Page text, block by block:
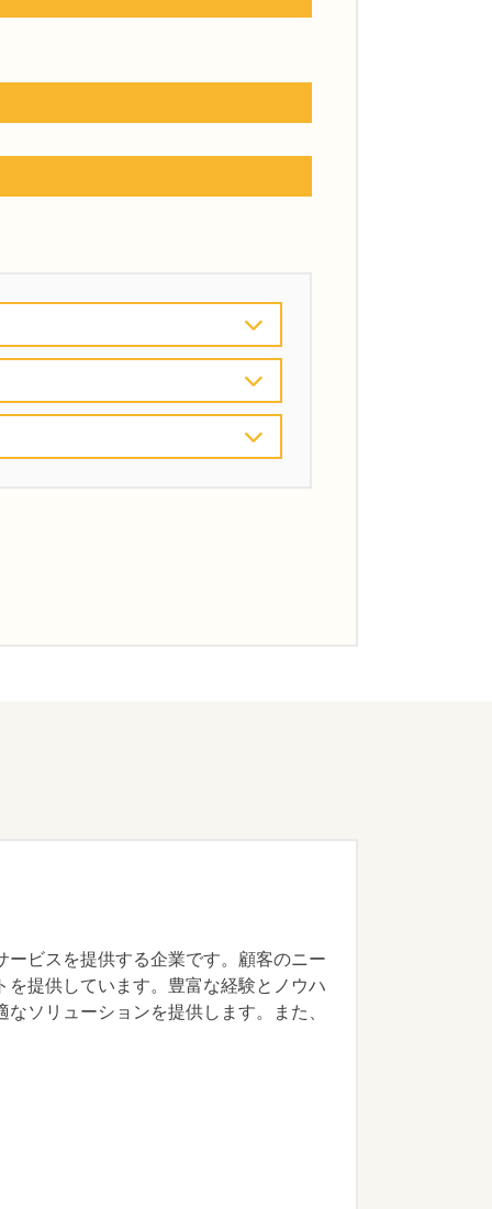
ビスを提供する企業です。顧客のニー
提供しています。豊富な経験とノウハ
ソリューションを提供します。また、